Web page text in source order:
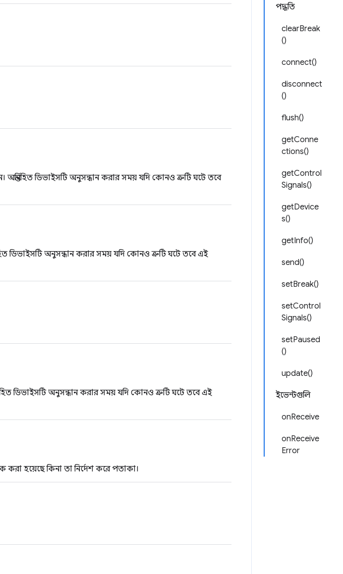
পদ্ধতি
clearBreak
()
connect()
disconnect
()
flush()
getConne
ctions()
getControl
Signals()
getDevice
s()
getInfo()
send()
setBreak()
setControl
Signals()
setPaused
()
update()
ইভেন্টগুলি
onReceive
onReceive
Error
অন্তর্নিহিত ডিভাইসটি অনুসন্ধান করার সময় যদি কোনও ত্রুটি ঘটে তবে
ডিভাইসটি অনুসন্ধান করার সময় যদি কোনও ত্রুটি ঘটে তবে এই
ডিভাইসটি অনুসন্ধান করার সময় যদি কোনও ত্রুটি ঘটে তবে এই
হয়েছে কিনা তা নির্দেশ করে পতাকা।